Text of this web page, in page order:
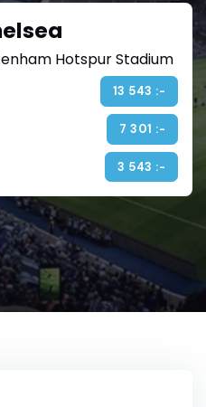
Hotspur Stadium
13 543 :-
7 301 :-
3 543 :-